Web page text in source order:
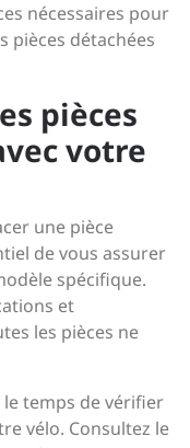
nécessaires pour
pièces détachées
pièces
votre
une pièce
de vous assurer
spécifique.
et
les pièces ne
le temps de vérifier
vélo. Consultez le